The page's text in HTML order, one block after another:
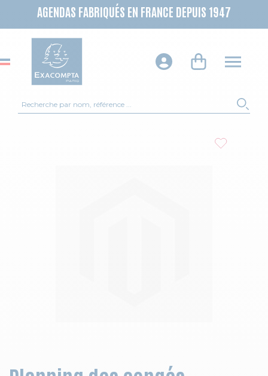
AGENDAS FABRIQUÉS EN FRANCE DEPUIS 1947